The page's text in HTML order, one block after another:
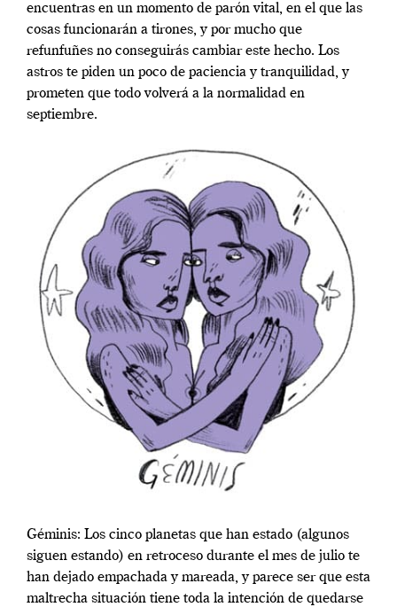
encuentras en un momento de parón vital, en el que las
cosas funcionarán a tirones, y por mucho que
refunfuñes no conseguirás cambiar este hecho. Los
astros te piden un poco de paciencia y tranquilidad, y
prometen que todo volverá a la normalidad en
septiembre.
Géminis: Los cinco planetas que han estado (algunos
siguen estando) en retroceso durante el mes de julio te
han dejado empachada y mareada, y parece ser que esta
maltrecha situación tiene toda la intención de quedarse